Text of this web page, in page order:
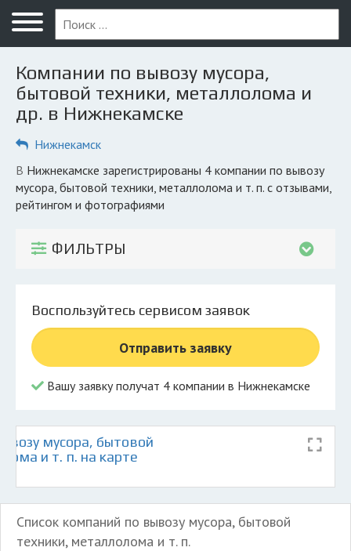
Меню
Главная
Вопрос юристу
Нижнекамск
ПОЛЬЗОВАТЕЛЯМ
Компании
Экоблог
Личный кабинет
Компании по вывозу мусора,
бытовой техники, металлолома и
др. в Нижнекамске
Нижнекамск
в Нижнекамске зарегистрированы 4 компании по вывозу
мусора, бытовой техники, металлолома и т. п. с отзывами,
рейтингом и фотографиями
ФИЛЬТРЫ
Воспользуйтесь сервисом заявок
Отправить заявку
Вашу заявку получат 4 компании в Нижнекамске
мусора, бытовой
и т. п. на карте
Список компаний по вывозу мусора, бытовой
техники, металлолома и т. п.